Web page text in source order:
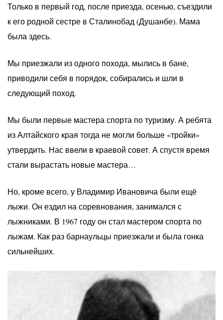
Только в первый год, после приезда, осенью, съездили
к его родной сестре в Сталинобад (Душанбе). Мама
была здесь.
Мы приезжали из одного похода, мылись в бане,
приводили себя в порядок, собирались и шли в
следующий поход.
Мы были первые мастера спорта по туризму. А ребята
из Алтайского края тогда не могли больше «тройки»
утвердить. Нас ввели в краевой совет. А спустя время
стали вырастать новые мастера…
Но, кроме всего, у Владимир Ивановича были ещё
лыжи. Он ездил на соревнования, занимался с
лыжниками. В 1967 году он стал мастером спорта по
лыжам. Как раз барнаульцы приезжали и была гонка
сильнейших.